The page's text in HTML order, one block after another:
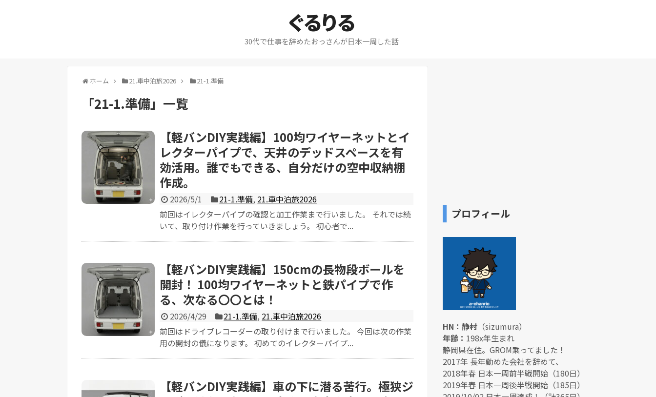
ぐるりる
30代で仕事を辞めたおっさんが日本一周した話
ホーム 21.車中泊旅2026 21-1.準備
「21-1.準備」 一覧
【軽バンDIY実践編】100均ワイヤーネットとイ
レクターパイプで、天井のデッドスペースを有
効活用。誰でもできる、自分だけの空中収納棚
作成。
2026/5/1 21-1.準備, 21.車中泊旅2026
前回はイレクターパイプの確認と加工作業まで行いました。 それでは続
いて、取り付け作業を行っていきましょう。 初心者で...
【軽バンDIY実践編】150cmの長物段ボールを
開封！ 100均ワイヤーネットと鉄パイプで作
る、次なる〇〇とは！
2026/4/29 21-1.準備, 21.車中泊旅2026
前回はドライブレコーダーの取り付けまで行いました。 今回は次の作業
用の開封の儀になります。 初めてのイレクターパイプ...
【軽バンDIY実践編】車の下に潜る苦行。極狭ジ
プロフィール
HN：静村 （sizumura）
年齢： 198x年生まれ
静岡県在住。GROM乗ってました！
2017年 長年勤めた会社を辞めて、
2018年春 日本一周前半戦開始（180日）
2019年春 日本一周後半戦開始（185日）